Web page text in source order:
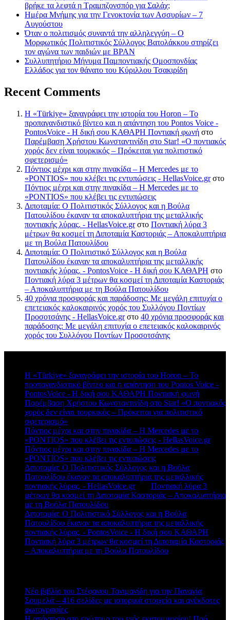
βρήκε τα λεφτά η Τραμπζονσπόρ για Σαλάχ;
Ημέρα Μνήμης για την Γενοκτονία των Ασσυρίων – 7
Αυγούστου
Όταν ο πολιτισμός συναντά την αλληλεγγύη – Ο
Μορφωτικός Πολιτιστικός Σύλλογος Βατολάκκου στηρίζει
τον αγώνα των παιδιών με BPAN
Συλλυπητήριο Μήνυμα Παμποντιακής Ομοσπονδίας
Ελλάδος για τον θάνατο του Κύριλλου Τσακιρίδη
Recent Comments
Η «Türkiye» ξαναγράφει την ιστορία του Horon – Το
προπαγανδιστικό βίντεο και η απάντηση του Pontos Voice -
PontosVoice - H δική σου ΚΑΘΑΡΗ Ποντιακή φωνή στο
Παρέμβαση Χρήστου Κωνσταντινίδη στο Star! «Ο ποντιακός
χορός δεν είναι τουρκικός – Πρόκειται για πολιτιστικό
σφετερισμό»
Πόντιος μέχρι και στην πινακίδα – Η Mercedes με το
«PONTIOS» που κλέβει τις εντυπώσεις - HellasVoice.grστο
Πόντιος μέχρι και στην πινακίδα – Η Mercedes με το
«PONTIOS» που κλέβει τις εντυπώσεις
Διποταμία: Ο Πολιτιστικός Σύλλογος και η Βούλα
Πατουλίδου έκαναν τα αποκαλυπτήρια της μεταλλικής
ποντιακής λύρας. - HellasVoice.grστο Ποντιακή λύρα 3
μέτρων θα κοσμεί τη Διποταμία Καστοριάς – Αποκαλυπτήρια
με τη Βούλα Πατουλίδου
Διποταμία: Ο Πολιτιστικό Σύλλογος και η Βούλα
Πατουλίδου έκαναν τα αποκαλυπτήρια της μεταλλικής
ποντιακής λύρας. - PontosVoice - H δική σου ΚΑΘΑΡΗ στο
Ποντιακή λύρα 3 μέτρων θα κοσμεί τη Διποταμία Καστοριάς
– Αποκαλυπτήρια με τη Βούλα Πατουλίδου
40 χρόνια προσφοράς και παράδοσης: Με μεγάλη επιτυχία ο
επετειακός καλοκαιρινός χορός του Συλλόγου Ποντίων
Προσοτσάνης - HellasVoice.grστο 40 χρόνια προσφοράς και
παράδοσης: Με μεγάλη επιτυχία ο επετειακός καλοκαιρινός
χορός του Συλλόγου Ποντίων Προσοτσάνης
Η «Türkiye» ξαναγράφει την ιστορία του Horon – Το
προπαγανδιστικό βίντεο και η απάντηση του Pontos Voice -
PontosVoice - H δική σου ΚΑΘΑΡΗ Ποντιακή φωνή
Παρέμβαση Χρήστου Κωνσταντινίδη στο Star! «Ο ποντιακός
χορός δεν είναι τουρκικός – Πρόκειται για πολιτιστικό
σφετερισμό»
Πόντιος μέχρι και στην πινακίδα – Η Mercedes με το
«PONTIOS» που κλέβει τις εντυπώσεις - HellasVoice.grστο
Πόντιος μέχρι και στην πινακίδα – Η Mercedes με το
«PONTIOS» που κλέβει τις εντυπώσεις
Διποταμία: Ο Πολιτιστικός Σύλλογος και η Βούλα
Πατουλίδου έκαναν τα αποκαλυπτήρια της μεταλλικής
ποντιακής λύρας. - HellasVoice.grστο Ποντιακή λύρα 3
μέτρων θα κοσμεί τη Διποταμία Καστοριάς – Αποκαλυπτήρια
με τη Βούλα Πατουλίδου
Διποταμία: Ο Πολιτιστικό Σύλλογος και η Βούλα
Πατουλίδου έκαναν τα αποκαλυπτήρια της μεταλλικής
ποντιακής λύρας. - PontosVoice - H δική σου ΚΑΘΑΡΗ
Ποντιακή λύρα 3 μέτρων θα κοσμεί τη Διποταμία Καστοριάς
– Αποκαλυπτήρια με τη Βούλα Πατουλίδου
Νέο βιβλίο του Στέφανου Τανιμανίδη για την Παναγία
Σουμελά – 416 σελίδες με ιστορικά στοιχεία και ανέκδοτες
φωτογραφίες